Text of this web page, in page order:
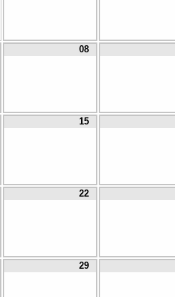
08
15
22
29